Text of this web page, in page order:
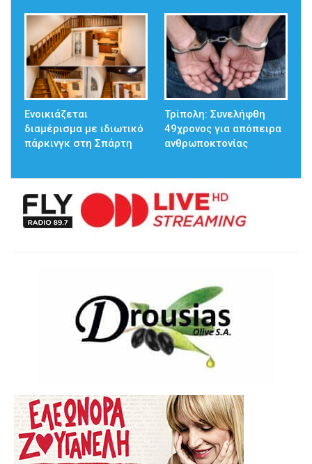
Ενοικιάζεται
διαμέρισμα με ιδιωτικό
πάρκινγκ στη Σπάρτη
Τρίπολη: Συνελήφθη
49χρονος για απόπειρα
ανθρωποκτονίας